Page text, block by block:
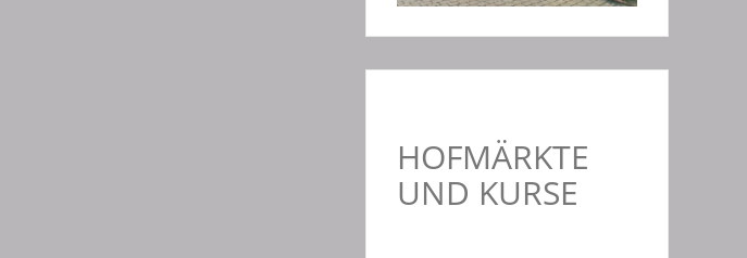
HOFMÄRKTE
UND KURSE